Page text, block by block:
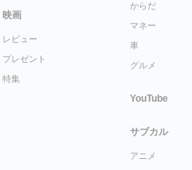
映画
レビュー
プレゼント
特集
からだ
マネー
車
グルメ
YouTube
サブカル
アニメ